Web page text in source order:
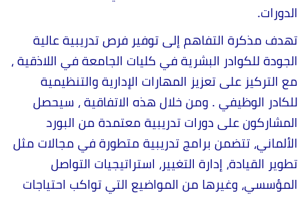
الدورات.
تهدف مذكرة التفاهم إلى توفير فرص تدريبية عالية
الجودة للكوادر البشرية في كليات الجامعة في اللاذقية ،
مع التركيز على تعزيز المهارات الإدارية والتنظيمية
للكادر الوظيفي . ومن خلال هذه الاتفاقية ، سيحصل
المشاركون على دورات تدريبية معتمدة من البورد
الألماني، تتضمن برامج تدريبية متطورة في مجالات مثل
تطوير القيادة، إدارة التغيير، استراتيجيات التواصل
المؤسسي، وغيرها من المواضيع التي تواكب احتياجات